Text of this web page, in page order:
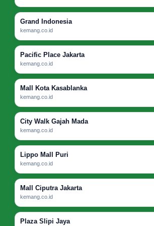
Grand Indonesia
kemang.co.id
Pacific Place Jakarta
kemang.co.id
Mall Kota Kasablanka
kemang.co.id
City Walk Gajah Mada
kemang.co.id
Lippo Mall Puri
kemang.co.id
Mall Ciputra Jakarta
kemang.co.id
Plaza Slipi Jaya